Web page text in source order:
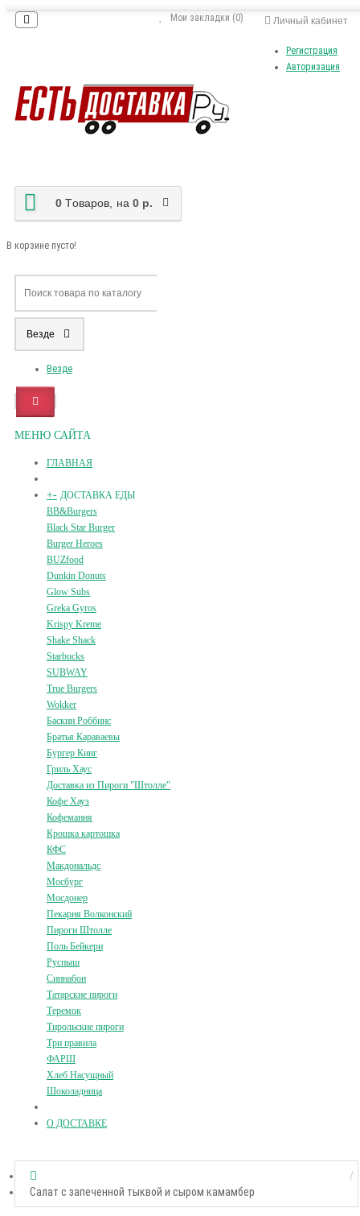
Личный кабинет
Регистрация
Авторизация
Мои закладки (0)
0 Tоваров, на 0 р.
В корзине пусто!
Везде
Везде
МЕНЮ САЙТА
ГЛАВНАЯ
+- ДОСТАВКА ЕДЫ
BB&Burgers
Black Star Burger
Burger Heroes
BUZfood
Dunkin Donuts
Glow Subs
Greka Gyros
Krispy Kreme
Shake Shack
Starbucks
SUBWAY
True Burgers
Wokker
Баскин Роббинс
Братья Караваевы
Бургер Кинг
Гриль Хаус
Доставка из Пироги "Штолле"
Кофе Хауз
Кофемания
Крошка картошка
КФС
Макдональдс
Мосбург
Мосдонер
Пекарня Волконский
Пироги Штолле
Поль Бейкери
Руспыш
Синнабон
Татарские пироги
Теремок
Тирольские пироги
Три правила
ФАРШ
Хлеб Насущный
Шоколадница
О ДОСТАВКЕ
Салат с запеченной тыквой и сыром камамбер